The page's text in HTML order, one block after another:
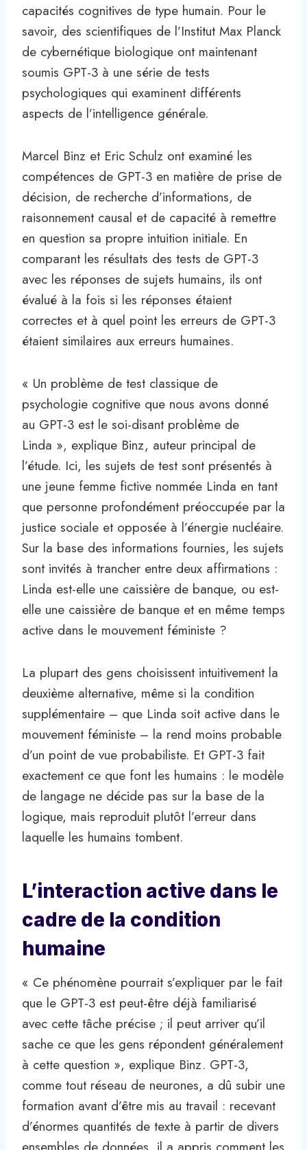
capacités cognitives de type humain. Pour le
savoir, des scientifiques de l’Institut Max Planck
de cybernétique biologique ont maintenant
soumis GPT-3 à une série de tests
psychologiques qui examinent différents
aspects de l’intelligence générale.
Marcel Binz et Eric Schulz ont examiné les
compétences de GPT-3 en matière de prise de
décision, de recherche d’informations, de
raisonnement causal et de capacité à remettre
en question sa propre intuition initiale. En
comparant les résultats des tests de GPT-3
avec les réponses de sujets humains, ils ont
évalué à la fois si les réponses étaient
correctes et à quel point les erreurs de GPT-3
étaient similaires aux erreurs humaines.
« Un problème de test classique de
psychologie cognitive que nous avons donné
au GPT-3 est le soi-disant problème de
Linda », explique Binz, auteur principal de
l’étude. Ici, les sujets de test sont présentés à
une jeune femme fictive nommée Linda en tant
que personne profondément préoccupée par la
justice sociale et opposée à l’énergie nucléaire.
Sur la base des informations fournies, les sujets
sont invités à trancher entre deux affirmations :
Linda est-elle une caissière de banque, ou est-
elle une caissière de banque et en même temps
active dans le mouvement féministe ?
La plupart des gens choisissent intuitivement la
deuxième alternative, même si la condition
supplémentaire – que Linda soit active dans le
mouvement féministe – la rend moins probable
d’un point de vue probabiliste. Et GPT-3 fait
exactement ce que font les humains : le modèle
de langage ne décide pas sur la base de la
logique, mais reproduit plutôt l’erreur dans
laquelle les humains tombent.
L’interaction active dans le
cadre de la condition
humaine
« Ce phénomène pourrait s’expliquer par le fait
que le GPT-3 est peut-être déjà familiarisé
avec cette tâche précise ; il peut arriver qu’il
sache ce que les gens répondent généralement
à cette question », explique Binz. GPT-3,
comme tout réseau de neurones, a dû subir une
formation avant d’être mis au travail : recevant
d’énormes quantités de texte à partir de divers